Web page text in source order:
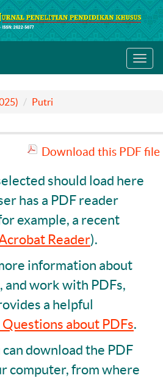
Putri
Download this PDF file
should load here
has a PDF reader
example, a recent
Reader).
information about
and work with PDFs,
a helpful
about PDFs.
download the PDF
computer, from where